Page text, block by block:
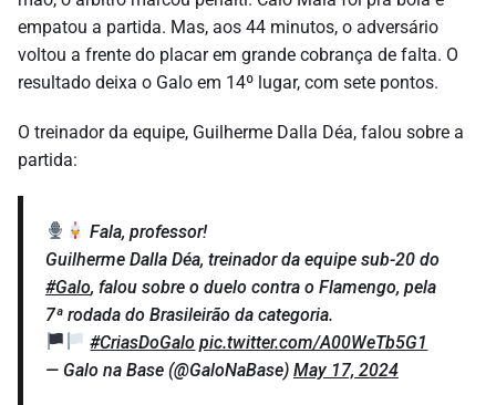
empatou a partida. Mas, aos 44 minutos, o adversário
voltou a frente do placar em grande cobrança de falta. O
resultado deixa o Galo em 14º lugar, com sete pontos.
O treinador da equipe, Guilherme Dalla Déa, falou sobre a
partida:
Fala, professor!
Guilherme Dalla Déa, treinador da equipe sub-20 do
#Galo, falou sobre o duelo contra o Flamengo, pela
7ª rodada do Brasileirão da categoria.
#CriasDoGalo pic.twitter.com/A00WeTb5G1
— Galo na Base (@GaloNaBase) May 17, 2024